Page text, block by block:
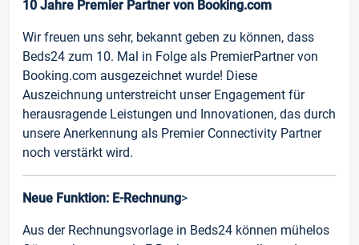
10 Jahre Premier Partner von Booking.com
Wir freuen uns sehr, bekannt geben zu können, dass
Beds24 zum 10. Mal in Folge als PremierPartner von
Booking.com ausgezeichnet wurde! Diese
Auszeichnung unterstreicht unser Engagement für
herausragende Leistungen und Innovationen, das durch
unsere Anerkennung als Premier Connectivity Partner
noch verstärkt wird.
Neue Funktion: E-Rechnung>
Aus der Rechnungsvorlage in Beds24 können mühelos